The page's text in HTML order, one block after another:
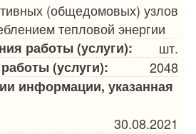
(общедомовых) узлов
тепловой энергии
работы (услуги):
шт.
(услуги):
2048
информации, указанная
30.08.2021